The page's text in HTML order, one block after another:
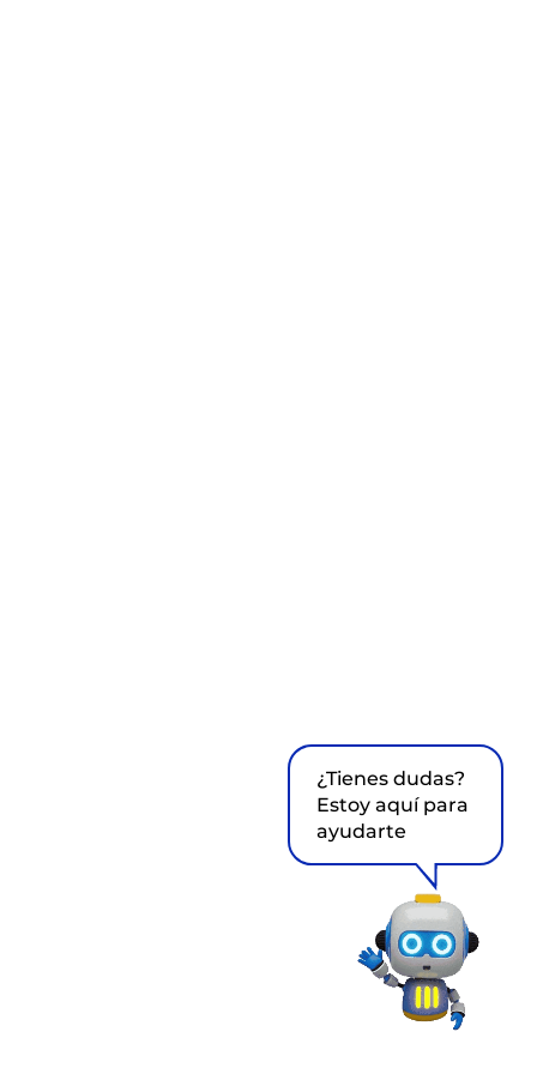
¿Tienes dudas?
Estoy aquí para
ayudarte